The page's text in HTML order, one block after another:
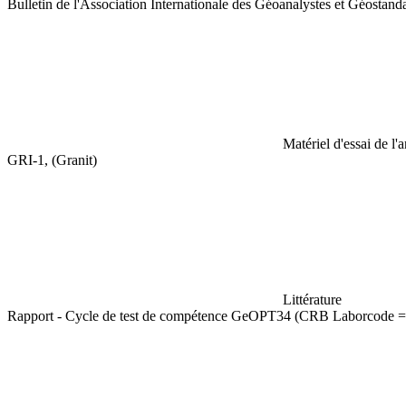
Bulletin de l'Association Internationale des Géoanalystes et
Matériel d'essai de
GRI-1, (Granit)
Littérature
Rapport - Cycle de test de compétence GeOPT34 (CRB Laborcode